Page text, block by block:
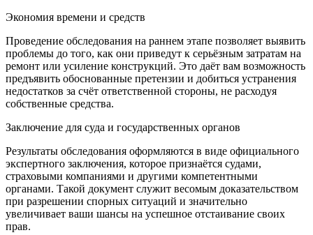
Экономия времени и средств
Проведение обследования на раннем этапе позволяет выявить
проблемы до того, как они приведут к серьёзным затратам на
ремонт или усиление конструкций. Это даёт вам возможность
предъявить обоснованные претензии и добиться устранения
недостатков за счёт ответственной стороны, не расходуя
собственные средства.
Заключение для суда и государственных органов
Результаты обследования оформляются в виде официального
экспертного заключения, которое признаётся судами,
страховыми компаниями и другими компетентными
органами. Такой документ служит весомым доказательством
при разрешении спорных ситуаций и значительно
увеличивает ваши шансы на успешное отстаивание своих
прав.